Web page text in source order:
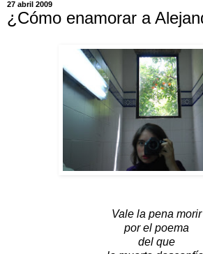
27 abril 2009
¿Cómo enamorar a
Vale la pena morir
por el poema
del que